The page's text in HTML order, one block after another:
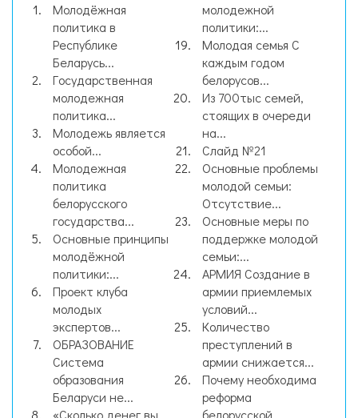
Молодёжная
политика в
Республике
Беларусь...
Государственная
молодежная
политика...
Молодежь является
особой...
Молодежная
политика
белорусского
государства...
Основные принципы
молодёжной
политики:...
Проект клуба
молодых
экспертов...
ОБРАЗОВАНИЕ
Система
образования
Беларуси не...
«Сколько денег вы
молодежной
политики:...
Молодая семья С
каждым годом
белорусов...
Из 700тыс семей,
стоящих в очереди
на...
Слайд №21
Основные проблемы
молодой семьи:
Отсутствие...
Основные меры по
поддержке молодой
семьи:...
АРМИЯ Создание в
армии приемлемых
условий...
Количество
преступлений в
армии снижается...
Почему необходима
реформа
белорусской